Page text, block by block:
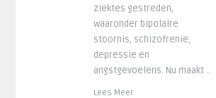
ziektes gestreden,
waaronder bipolaire
stoornis, schizofrenie,
depressie en
angstgevoelens. Nu maakt ..
Lees Meer